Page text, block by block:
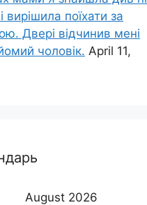
вирішила поїхати за
Двері відчинив мені
чоловік. April 11,
August 2026